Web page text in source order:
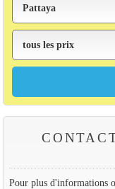
Pour plus d'informations